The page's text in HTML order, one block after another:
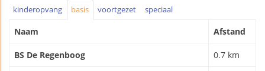
kinderopvang basis voortgezet speciaal
Naam Afstand
BS De Regenboog 0.7 km